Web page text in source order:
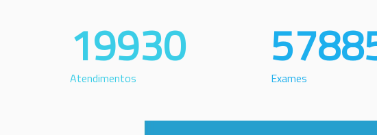
19930
Atendimentos Exames